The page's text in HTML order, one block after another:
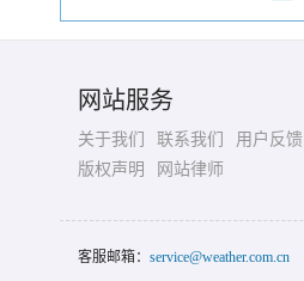
网站服务
关于我们 联系我们
用户反馈
版权声明
网站律师
客服邮箱： service@weather.com.cn